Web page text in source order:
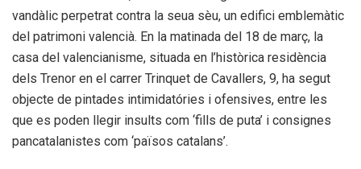
vandàlic perpetrat contra la seua sèu, un edifici emblemàtic
del patrimoni valencià. En la matinada del 18 de març, la
casa del valencianisme, situada en l’històrica residència
dels Trenor en el carrer Trinquet de Cavallers, 9, ha segut
objecte de pintades intimidatóries i ofensives, entre les
que es poden llegir insults com ‘fills de puta’ i consignes
pancatalanistes com ‘països catalans’.